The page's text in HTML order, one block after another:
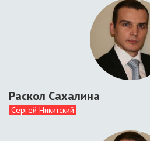
Раскол Сахалина
Сергей Никитский